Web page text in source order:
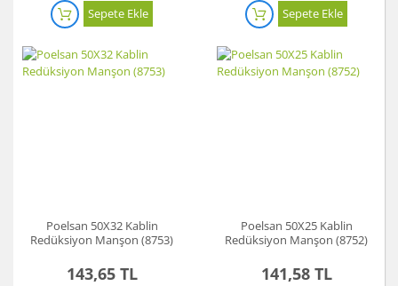
Sepete Ekle Sepete Ekle
Poelsan 50X32 Kablin
Redüksiyon Manşon (8753)
143,65 TL
Poelsan 50X25 Kablin
Redüksiyon Manşon (8752)
141,58 TL